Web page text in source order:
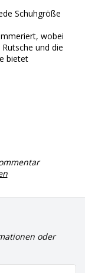
Schuhgröße
wobei
und die
bietet
oder